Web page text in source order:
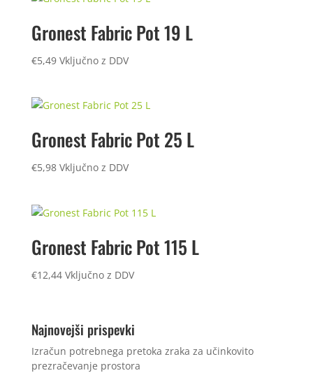
Gronest Fabric Pot 19 L
€5,49 Vključno z DDV
Gronest Fabric Pot 25 L
€5,98 Vključno z DDV
Gronest Fabric Pot 115 L
€12,44 Vključno z DDV
Najnovejši prispevki
Izračun potrebnega pretoka zraka za učinkovito
prezračevanje prostora